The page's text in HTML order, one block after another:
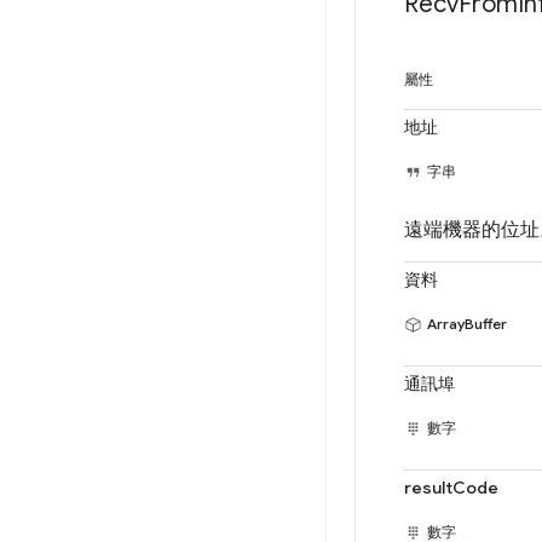
屬性
地址
字串
遠端機器的位
資料
ArrayBuffer
通訊埠
數字
resultCode
數字